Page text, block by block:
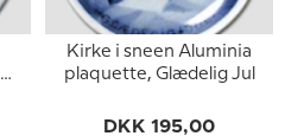
Kirke i sneen Aluminia
plaquette, Glædelig Jul
DKK 195,00